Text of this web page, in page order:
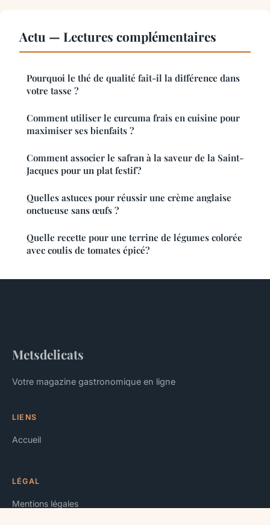
Actu — Lectures complémentaires
Pourquoi le thé de qualité fait-il la différence dans
votre tasse ?
Comment utiliser le curcuma frais en cuisine pour
maximiser ses bienfaits ?
Comment associer le safran à la saveur de la Saint-
Jacques pour un plat festif?
Quelles astuces pour réussir une crème anglaise
onctueuse sans œufs ?
Quelle recette pour une terrine de légumes colorée
avec coulis de tomates épicé?
Metsdelicats
Votre magazine gastronomique en ligne
LIENS
Accueil
LÉGAL
Mentions légales